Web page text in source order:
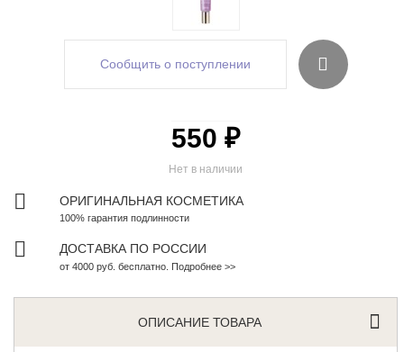
Сообщить о поступлении
Нет в наличии
550 ₽
ОРИГИНАЛЬНАЯ КОСМЕТИКА
100% гарантия подлинности
ДОСТАВКА ПО РОССИИ
от 4000 руб. бесплатно. Подробнее >>
ОПИСАНИЕ ТОВАРА